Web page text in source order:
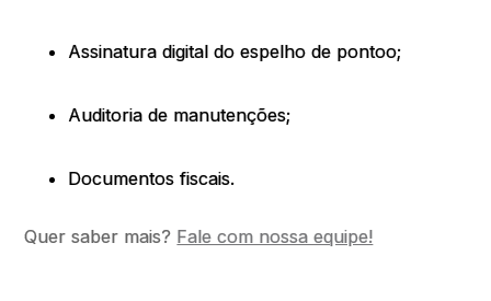
Assinatura digital do espelho de pontoo;
Auditoria de manutenções;
Documentos fiscais.
Quer saber mais? Fale com nossa equipe!